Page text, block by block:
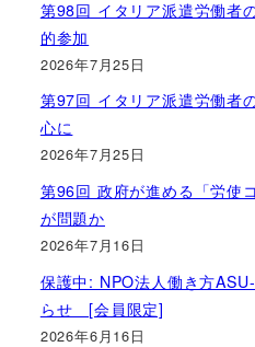
第98回 イタリア派遣労働者
的参加
2026年7月25日
第97回 イタリア派遣労働者
心に
2026年7月25日
第96回 政府が進める「労使
が問題か
2026年7月16日
保護中: NPO法人働き方
らせ [会員限定]
2026年6月16日